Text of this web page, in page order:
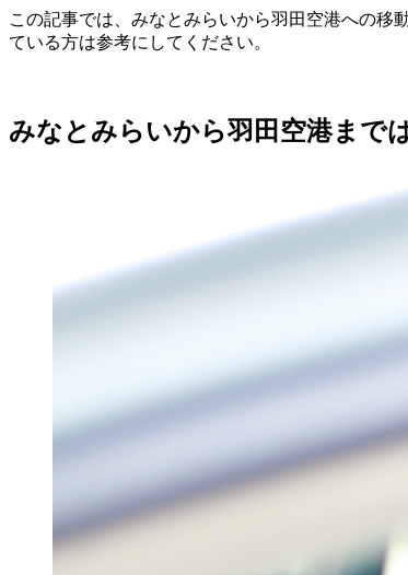
この記事では、みなとみらいから羽田空港への移
ている方は参考にしてください。
みなとみらいから羽田空港まで